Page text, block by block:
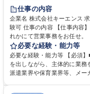
土日祝休み
仕事の内容
企業名 株式会社キーエンス 求人名 【大阪・京都・滋賀】営業事務 ※未経
験可 仕事の内容 【仕事内容】大阪営業所、京都営業所、滋賀営業所いず
れかにて営業事務をお任せ。
の作成・カタログ送付・来客
善をお任せ。 【教育制度】ご入社後、育成担当とペアになりながらOJTに
て業務を覚えていただくこ
れているため、スムーズに仕
必要な経験・能力等
必要な経験・能力等 【必須
を出しながら、主体的に業
派遣業界や保育業界等、メー